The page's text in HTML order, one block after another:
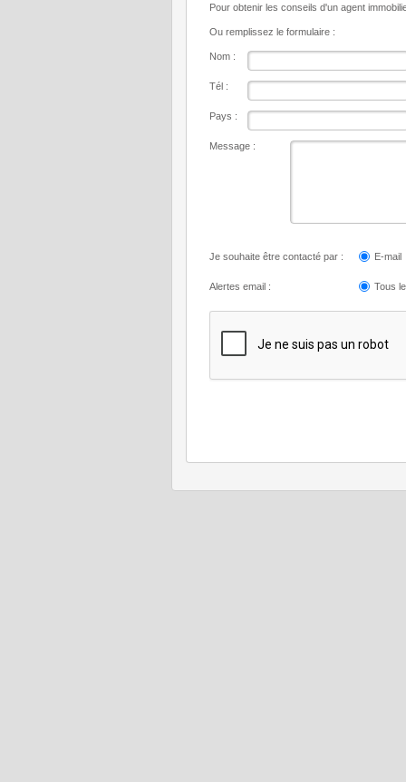
Pour obtenir les conseils d'un agent
Ou remplissez le formulaire :
Nom :
Tél :
Pays :
Message :
Je souhaite être contacté par : E-mail
Alertes email : Tous